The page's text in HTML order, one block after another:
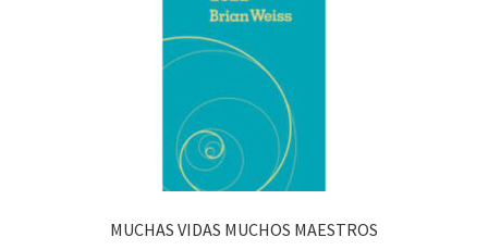
MUCHAS VIDAS MUCHOS MAESTROS